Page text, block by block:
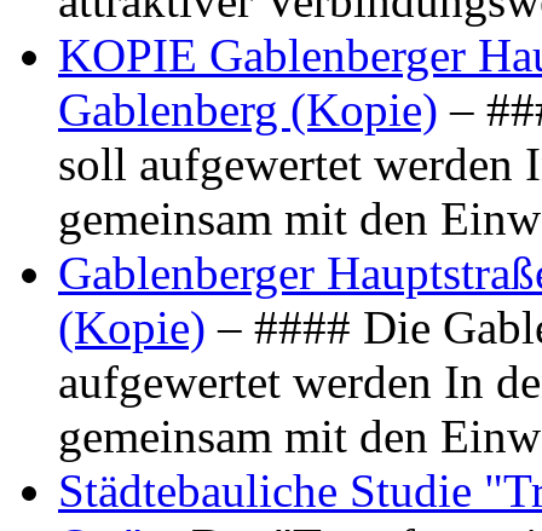
KOPIE Gablenberger
Gablenberg (Kopie) –
soll aufgewertet werden
gemeinsam mit den
Gablenberger
(Kopie) – #### Die
aufgewertet werden In
gemeinsam mit den
Städtebauliche Studie